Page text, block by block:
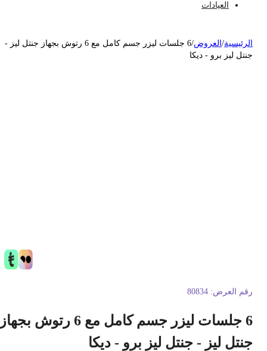
العيادات
/العروض
6 جلسات ليزر جسم كامل مع 6 رتوش بجهاز جنتل ليز -
ليز برو - ديكا
العرض: 80834
6 جلسات ليزر جسم كامل مع 6 رتوش بجهاز
ليز - جنتل ليز برو - ديكا